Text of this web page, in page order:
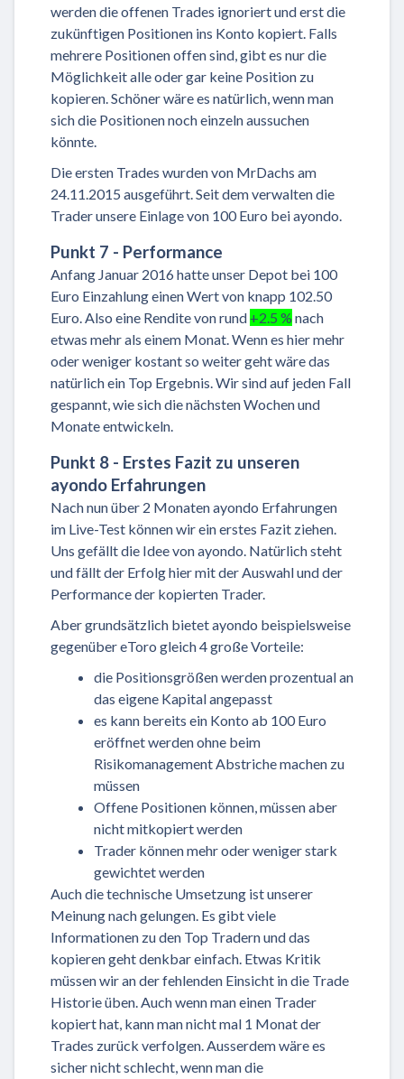
werden die offenen Trades ignoriert und erst die
zukünftigen Positionen ins Konto kopiert. Falls
mehrere Positionen offen sind, gibt es nur die
Möglichkeit alle oder gar keine Position zu
kopieren. Schöner wäre es natürlich, wenn man
sich die Positionen noch einzeln aussuchen
könnte.
Die ersten Trades wurden von MrDachs am
24.11.2015 ausgeführt. Seit dem verwalten die
Trader unsere Einlage von 100 Euro bei ayondo.
Punkt 7 - Performance
Anfang Januar 2016 hatte unser Depot bei 100
Euro Einzahlung einen Wert von knapp 102.50
Euro. Also eine Rendite von rund +2.5 % nach
etwas mehr als einem Monat. Wenn es hier mehr
oder weniger kostant so weiter geht wäre das
natürlich ein Top Ergebnis. Wir sind auf jeden Fall
gespannt, wie sich die nächsten Wochen und
Monate entwickeln.
Punkt 8 - Erstes Fazit zu unseren
ayondo Erfahrungen
Nach nun über 2 Monaten ayondo Erfahrungen
im Live-Test können wir ein erstes Fazit ziehen.
Uns gefällt die Idee von ayondo. Natürlich steht
und fällt der Erfolg hier mit der Auswahl und der
Performance der kopierten Trader.
Aber grundsätzlich bietet ayondo beispielsweise
gegenüber eToro gleich 4 große Vorteile:
die Positionsgrößen werden prozentual an
das eigene Kapital angepasst
es kann bereits ein Konto ab 100 Euro
eröffnet werden ohne beim
Risikomanagement Abstriche machen zu
müssen
Offene Positionen können, müssen aber
nicht mitkopiert werden
Trader können mehr oder weniger stark
gewichtet werden
Auch die technische Umsetzung ist unserer
Meinung nach gelungen. Es gibt viele
Informationen zu den Top Tradern und das
kopieren geht denkbar einfach. Etwas Kritik
müssen wir an der fehlenden Einsicht in die Trade
Historie üben. Auch wenn man einen Trader
kopiert hat, kann man nicht mal 1 Monat der
Trades zurück verfolgen. Ausserdem wäre es
sicher nicht schlecht, wenn man die